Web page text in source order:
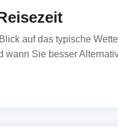
auf das typische
wann Sie besser